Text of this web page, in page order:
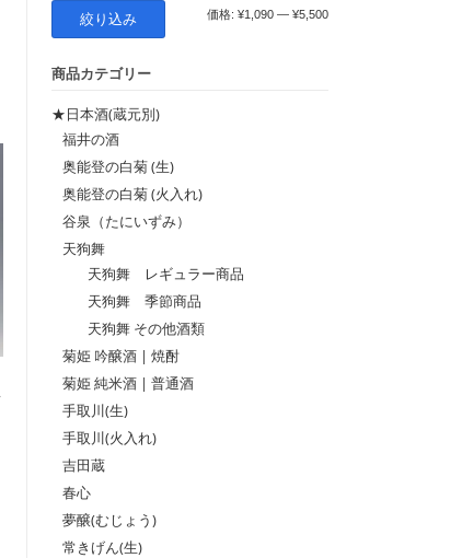
最
最
絞り込み 価格: ¥1,090 — ¥5,500
商品カテゴリー
★日本酒(蔵元別)
福井の酒
奥能登の白菊 (生)
奥能登の白菊 (火入れ)
谷泉（たにいずみ）
天狗舞
天狗舞 レギュラー商品
天狗舞 季節商品
天狗舞 その他酒類
菊姫 吟醸酒 | 焼酎
菊姫 純米酒 | 普通酒
手取川(生)
手取川(火入れ)
吉田蔵
春心
夢醸(むじょう)
常きげん(生)